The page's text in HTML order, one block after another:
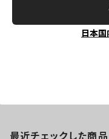
日本
最近チェックした商品